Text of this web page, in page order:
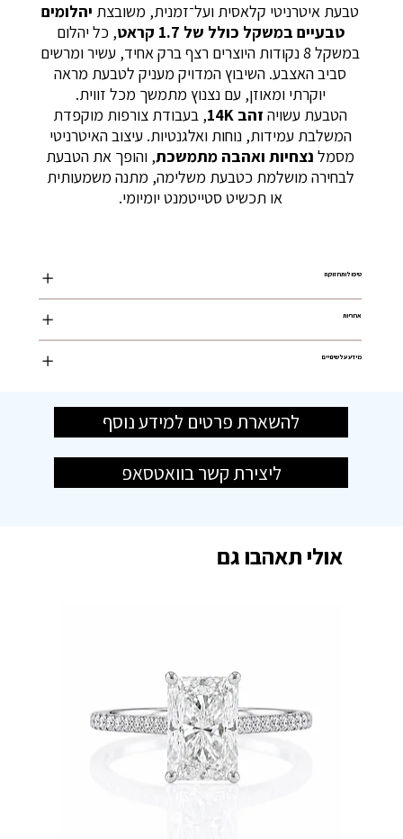
טבעת איטרניטי קלאסית ועל־זמנית, משובצת יהלומים
טבעיים במשקל כולל של 1.7 קראט
, כל יהלום
במשקל 8 נקודות היוצרים רצף ברק אחיד, עשיר ומרשים
סביב האצבע. השיבוץ המדויק מעניק לטבעת מראה
יוקרתי ומאוזן, עם נצנוץ מתמשך מכל זווית.
הטבעת עשויה זהב 14K
, בעבודת צורפות מוקפדת
המשלבת עמידות, נוחות ואלגנטיות. עיצוב האיטרניטי
מסמל נצחיות ואהבה מתמשכת, והופך את הטבעת
לבחירה מושלמת כטבעת משלימה, מתנה משמעותית
או תכשיט סטייטמנט יומיומי.
טיפול ותחזוקה
אחריות
מידע על שינויים
להשארת פרטים למידע נוסף
ליצירת קשר בוואטסאפ
אולי תאהבו גם